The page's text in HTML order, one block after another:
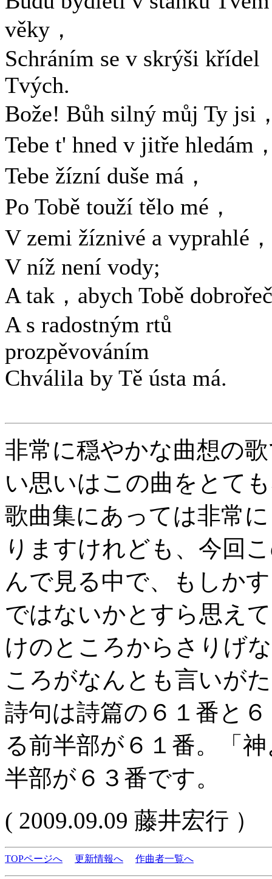
věky，
Schráním se v skrýši křídel
Tvých.
Bože! Bůh silný můj Ty jsi
Tebe t' hned v jitře hledám
Tebe žízní duše má，
Po Tobě touží tělo mé，
V zemi žíznivé a vyprahlé，
V níž není vody;
A tak，abych Tobě
A s radostným rtů
prozpěvováním
Chválila by Tě ústa má.
非常に穏やかな曲想の
い思いはこの曲をとて
歌曲集にあっては非常
りますけれども、今回
んで見る中で、もしか
ではないかとすら思え
けのところからさりげ
ころがなんとも言いが
詩句は詩篇の６１番と
る前半部が６１番。「
半部が６３番です。
( 2009.09.09 藤井宏行 ）
TOPページへ 更新情報へ 作曲者一覧へ